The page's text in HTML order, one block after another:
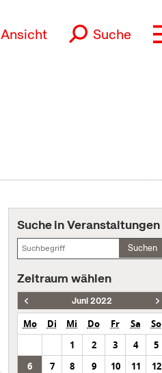
Ansicht Suche
Suche in Veranstaltungen
Suchen
Zeitraum wählen
Juni 2022
Mo Di Mi Do Fr Sa
So
1
2 3 4
5
6
7 8 9 10 11
12